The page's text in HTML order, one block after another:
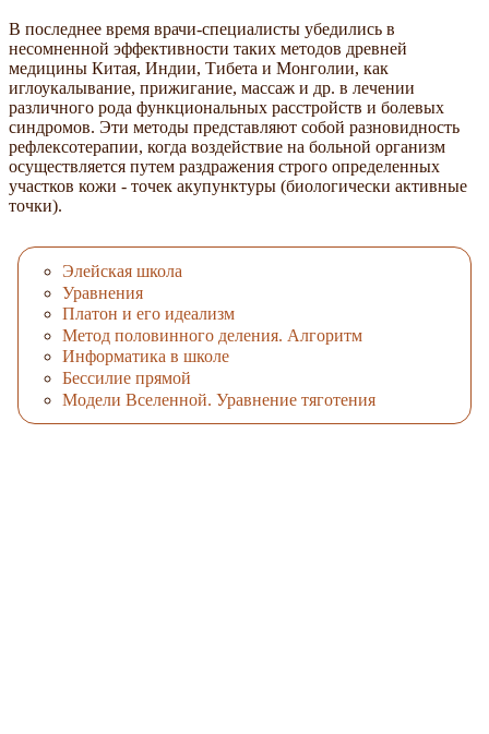
В последнее время врачи-специалисты убедились в
несомненной эффективности таких методов древней
медицины Китая, Индии, Тибета и Монголии, как
иглоукалывание, прижигание, массаж и др. в лечении
различного рода функциональных расстройств и болевых
синдромов. Эти методы представляют собой разновидность
рефлексотерапии, когда воздействие на больной организм
осуществляется путем раздражения строго определенных
участков кожи - точек акупунктуры (биологически активные
точки).
Элейская школа
Уравнения
Платон и его идеализм
Метод половинного деления. Алгоритм
Информатика в школе
Бессилие прямой
Модели Вселенной. Уравнение тяготения